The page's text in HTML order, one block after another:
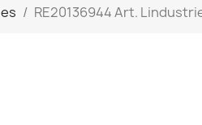
RE20136944 Art.